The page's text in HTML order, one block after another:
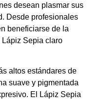
desean plasmar sus
Desde profesionales
beneficiarse de la
Sepia claro
altos estándares de
suave y pigmentada
El Lápiz Sepia